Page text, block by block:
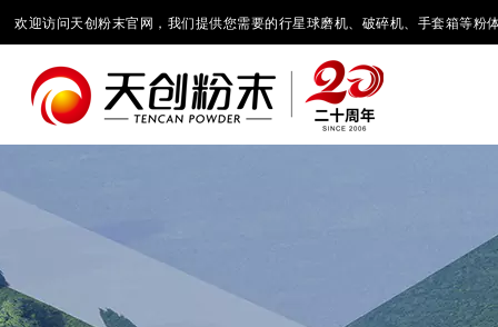
欢迎访问天创粉末官网，我们提供您需要的行星球磨机、破碎机、手套箱等粉